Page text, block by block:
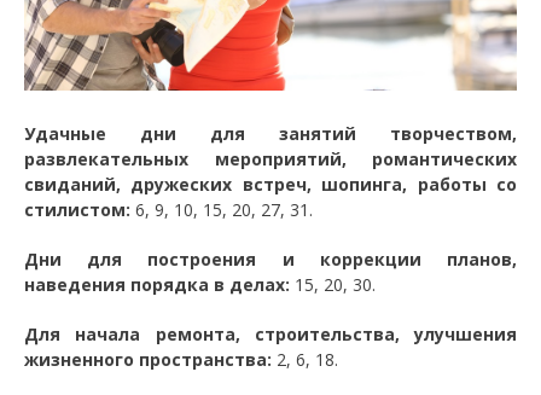
Удачные дни для занятий творчеством,
развлекательных мероприятий, романтических
свиданий, дружеских встреч, шопинга, работы со
стилистом: 6, 9, 10, 15, 20, 27, 31.
Дни для построения и коррекции планов,
наведения порядка в делах: 15, 20, 30.
Для начала ремонта, строительства, улучшения
жизненного пространства: 2, 6, 18.